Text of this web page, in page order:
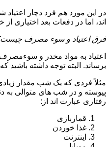
در این مورد هم فرد دچار اعتیاد
اند، اما در دفعات بعد اختیاری
فرق اعتیاد و سوء مصرف
اعتیاد به مواد مخدر و
برساند. البته توجه داشته
مثلاً فردی که یک شب مقدار
پیوسته و در شب های متوالی به
رفتاری عبارت اند از:
قماربازی
غذا خوردن
اینترنت